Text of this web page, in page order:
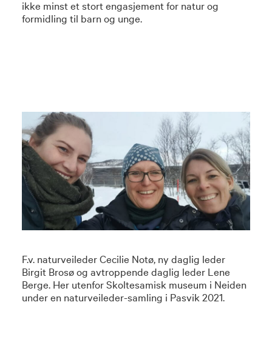
ikke minst et stort engasjement for natur og
formidling til barn og unge.
F.v. naturveileder Cecilie Notø, ny daglig leder
Birgit Brosø og avtroppende daglig leder Lene
Berge. Her utenfor Skoltesamisk museum i Neiden
under en naturveileder-samling i Pasvik 2021.